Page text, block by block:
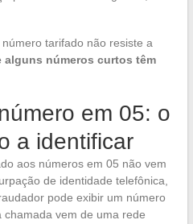
tarifado não resiste a
alguns números curtos têm
em 05: o
a identificar
aos números em 05 não vem
de identidade telefônica,
pode exibir um número
vem de uma rede